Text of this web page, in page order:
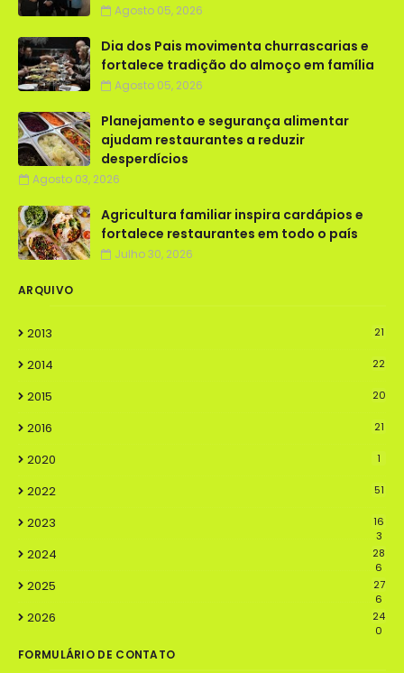
Agosto 05, 2026
Dia dos Pais movimenta churrascarias e
fortalece tradição do almoço em família
Agosto 05, 2026
Planejamento e segurança alimentar
ajudam restaurantes a reduzir
desperdícios
Agosto 03, 2026
Agricultura familiar inspira cardápios e
fortalece restaurantes em todo o país
Julho 30, 2026
ARQUIVO
2013 21
2014 22
2015 20
2016 21
2020 1
2022 51
2023
16
3
2024
28
6
2025
27
6
2026
24
0
FORMULÁRIO DE CONTATO